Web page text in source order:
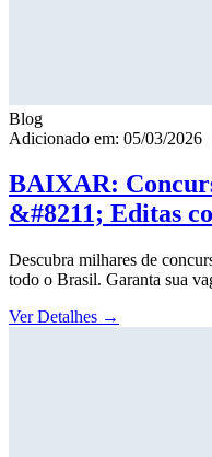
Blog
Adicionado em: 05/03/2026
BAIXAR:
&#8211; Editas
Descubra milhares de
todo o Brasil. Garanta sua
Ver Detalhes →